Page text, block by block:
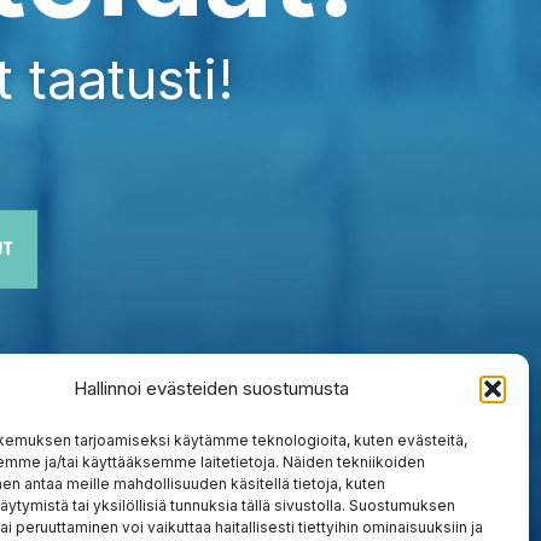
Hallinnoi evästeiden suostumusta
tarjoamiseksi käytämme teknologioita, kuten evästeitä,
ja/tai käyttääksemme laitetietoja. Näiden tekniikoiden
antaa meille mahdollisuuden käsitellä tietoja, kuten
tai yksilöllisiä tunnuksia tällä sivustolla. Suostumuksen
peruuttaminen voi vaikuttaa haitallisesti tiettyihin ominaisuuksiin ja
taatusti!